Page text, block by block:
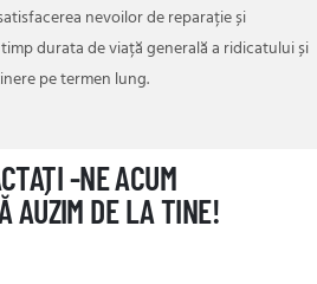
nevoilor de reparație și
durata de viață generală a ridicatului și
pe termen lung.
-NE ACUM
AUZIM DE LA TINE!